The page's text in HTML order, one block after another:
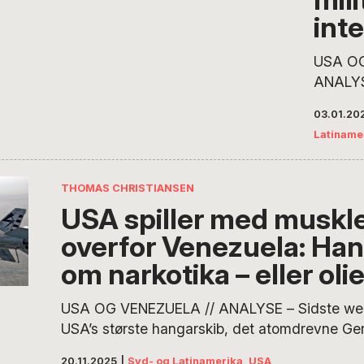
USA
hvor
bruge
nå
THOMAS CHRISTIANSEN
USA spiller med
overfor Venezuela:
om narkotika – eller
USA OG VENEZUELA // ANALYSE – Sidste
USA’s største hangarskib, det atomdrevne
20.11.2025 Syd- og Latinamerika, USA